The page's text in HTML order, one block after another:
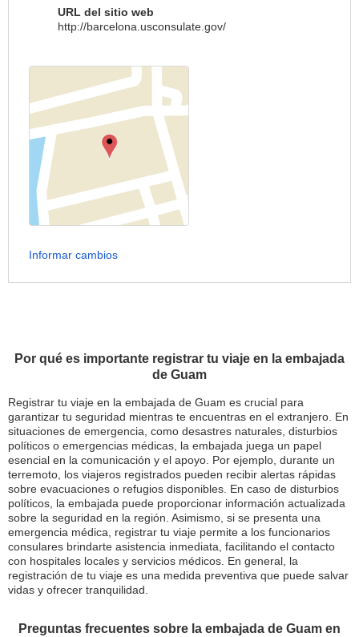
Por qué es importante registrar tu viaje en la embajada
de Guam
Registrar tu viaje en la embajada de Guam es crucial para
garantizar tu seguridad mientras te encuentras en el extranjero. En
situaciones de emergencia, como desastres naturales, disturbios
políticos o emergencias médicas, la embajada juega un papel
esencial en la comunicación y el apoyo. Por ejemplo, durante un
terremoto, los viajeros registrados pueden recibir alertas rápidas
sobre evacuaciones o refugios disponibles. En caso de disturbios
políticos, la embajada puede proporcionar información actualizada
sobre la seguridad en la región. Asimismo, si se presenta una
emergencia médica, registrar tu viaje permite a los funcionarios
consulares brindarte asistencia inmediata, facilitando el contacto
con hospitales locales y servicios médicos. En general, la
registración de tu viaje es una medida preventiva que puede salvar
vidas y ofrecer tranquilidad.
Preguntas frecuentes sobre la embajada de Guam en
URL del sitio web
http://barcelona.usconsulate.gov/
Informar cambios